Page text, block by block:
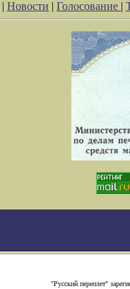
| Новости | Голосование |
"Русский переплет"